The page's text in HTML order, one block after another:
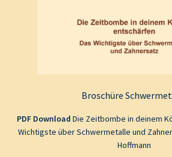
Broschüre
PDF Download Die Zeitbombe in deinem
Wichtigste über Schwermetalle und
Hoffmann